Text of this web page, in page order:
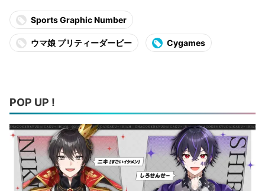
Sports Graphic Number
ウマ娘 プリティーダービー Cygames
POP UP !